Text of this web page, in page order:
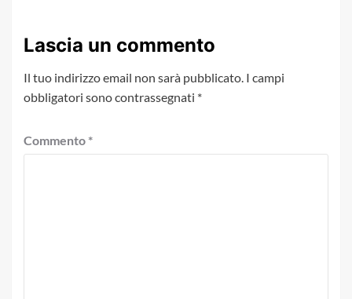
Lascia un commento
Il tuo indirizzo email non sarà pubblicato. I campi
obbligatori sono contrassegnati *
Commento *